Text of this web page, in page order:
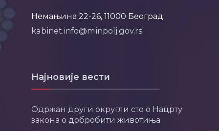
Немањина 22-26, 11000 Београд
kabinet.info@minpolj.gov.rs
Најновије вести
Одржан други округли сто о Нацрту
закона о добробити животиња